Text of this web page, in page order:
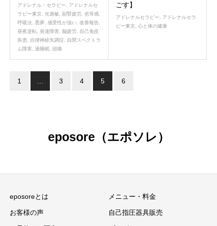
アドレナル・セラピー
アドレナルセ
ラピー東京 光過敏 副腎疲労 劣等感
呼吸法
悪夢 感受性が強い 改善報告
昼夜逆転
発達障害 脳疲労
自己免疫
疾患
自律神経失調症
自閉スペクトラ
ム障害
過睡眠 頭痛
ごす】
アドレナルセラピー
アドレナルセラ
ピー東京 心と体の健康
1 3 4 5 6
eposore（エポソレ）
eposoreとは メニュー・料金
お客様の声 自己指圧器具販売